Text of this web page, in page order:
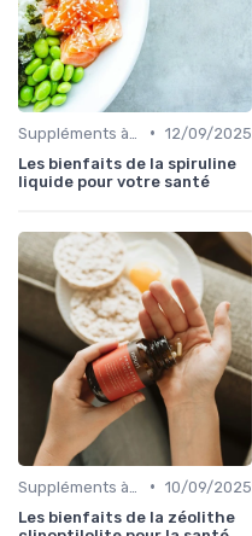
• 12/09/2025
Les bienfaits de la spiruline
liquide pour votre santé
• 10/09/2025
Les bienfaits de la zéolithe